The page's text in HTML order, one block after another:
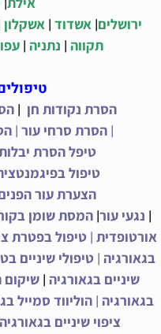
ירושלים| אשדוד | אשקלון
תקווה | נתניה |
הסרת נקודות חן |
|הסרת סרחי עור |
טיפל הסרת
טיפול
הצערת עור
| נגעי עור|המסת שומן
אורטופדית |טיפול בפטרת
בגאורגיה |טיפולי שיניים
שיניים בגאורגיה | שיקום
בגאורגיה | הוליווד סמייל
ציפוי שיניים בגאורגיה